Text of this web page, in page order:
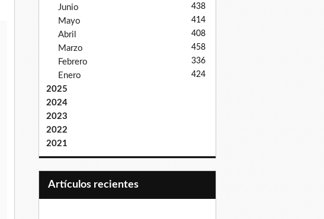
Junio 438
Mayo 414
Abril 408
Marzo 458
Febrero 336
Enero 424
2025
2024
2023
2022
2021
Artículos recientes